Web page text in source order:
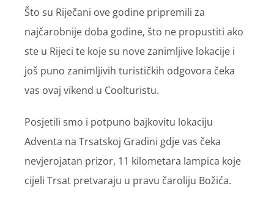
Što su Riječani ove godine pripremili za
najčarobnije doba godine, što ne propustiti ako
ste u Rijeci te koje su nove zanimljive lokacije i
još puno zanimljivih turističkih odgovora čeka
vas ovaj vikend u Coolturistu.
Posjetili smo i potpuno bajkovitu lokaciju
Adventa na Trsatskoj Gradini gdje vas čeka
nevjerojatan prizor, 11 kilometara lampica koje
cijeli Trsat pretvaraju u pravu čaroliju Božića.